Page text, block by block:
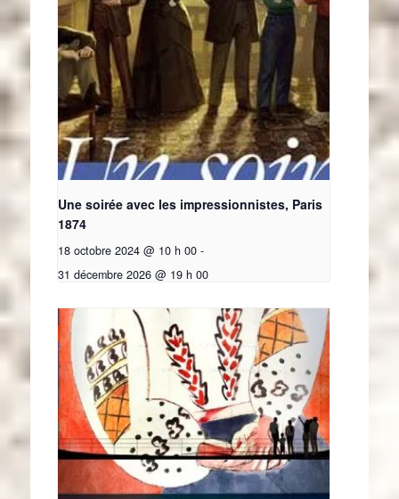
Une soirée avec les impressionnistes, Paris
1874
18 octobre 2024 @ 10 h 00 -
31 décembre 2026 @ 19 h 00